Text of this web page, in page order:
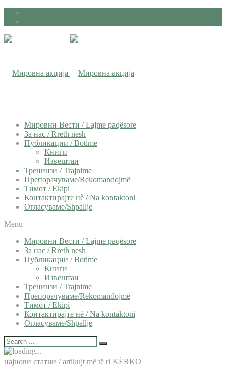
Мировни Вести / Lajme paqësore
За нас / Rreth nesh
Публикации / Botime
Книги
Извештаи
Тренинзи / Trajnime
Препорачуваме/Rekomandojmë
Тимот / Ekipi
Контактирајте нѐ / Na kontaktoni
Огласуваме/Shpallje
Menu
Мировни Вести / Lajme paqësore
За нас / Rreth nesh
Публикации / Botime
Книги
Извештаи
Тренинзи / Trajnime
Препорачуваме/Rekomandojmë
Тимот / Ekipi
Контактирајте нѐ / Na kontaktoni
Огласуваме/Shpallje
најнови статии / artikujt më të ri KËRKO